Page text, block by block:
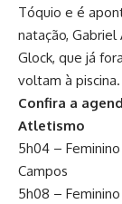
Tóquio e é
natação,
Glock, que já
voltam à piscina.
Confira a
Atletismo
5h04 –
Campos
5h08 –